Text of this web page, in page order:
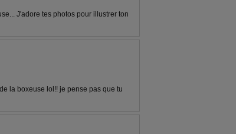
J'adore tes photos pour illustrer ton
la boxeuse lol!! je pense pas que tu